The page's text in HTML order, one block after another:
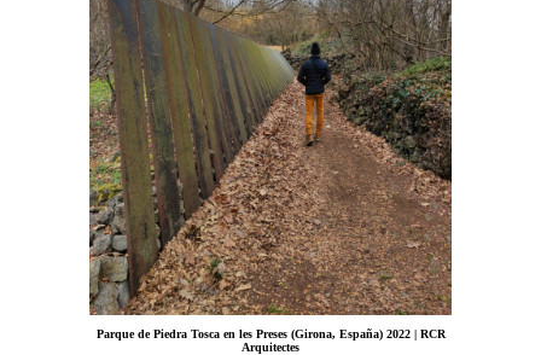
Parque de Piedra Tosca en les Preses (Girona, España) 2022 | RCR
Arquitectes